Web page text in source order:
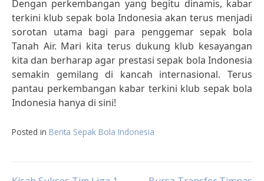
Dengan perkembangan yang begitu dinamis, kabar
terkini klub sepak bola Indonesia akan terus menjadi
sorotan utama bagi para penggemar sepak bola
Tanah Air. Mari kita terus dukung klub kesayangan
kita dan berharap agar prestasi sepak bola Indonesia
semakin gemilang di kancah internasional. Terus
pantau perkembangan kabar terkini klub sepak bola
Indonesia hanya di sini!
Posted in Berita Sepak Bola Indonesia